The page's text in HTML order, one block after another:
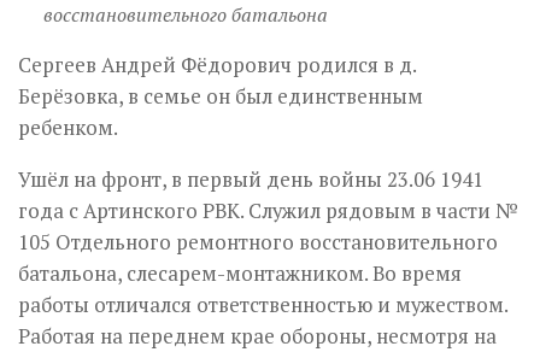
восстановительного батальона
Сергеев Андрей Фёдорович родился в д.
Берёзовка, в семье он был единственным
ребенком.
Ушёл на фронт, в первый день войны 23.06 1941
года с Артинского РВК. Служил рядовым в части №
105 Отдельного ремонтного восстановительного
батальона, слесарем-монтажником. Во время
работы отличался ответственностью и мужеством.
Работая на переднем крае обороны, несмотря на